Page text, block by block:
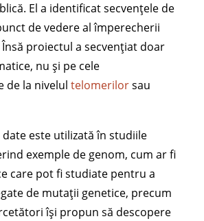
El a identificat secvențele de
de vedere al împerecherii
proiectul a secvențiat doar
nu și pe cele
de la nivelul telomerilorsau
date este utilizată în studiile
exemple de genom, cum ar fi
care pot fi studiate pentru a
de mutații genetice, precum
își propun să descopere